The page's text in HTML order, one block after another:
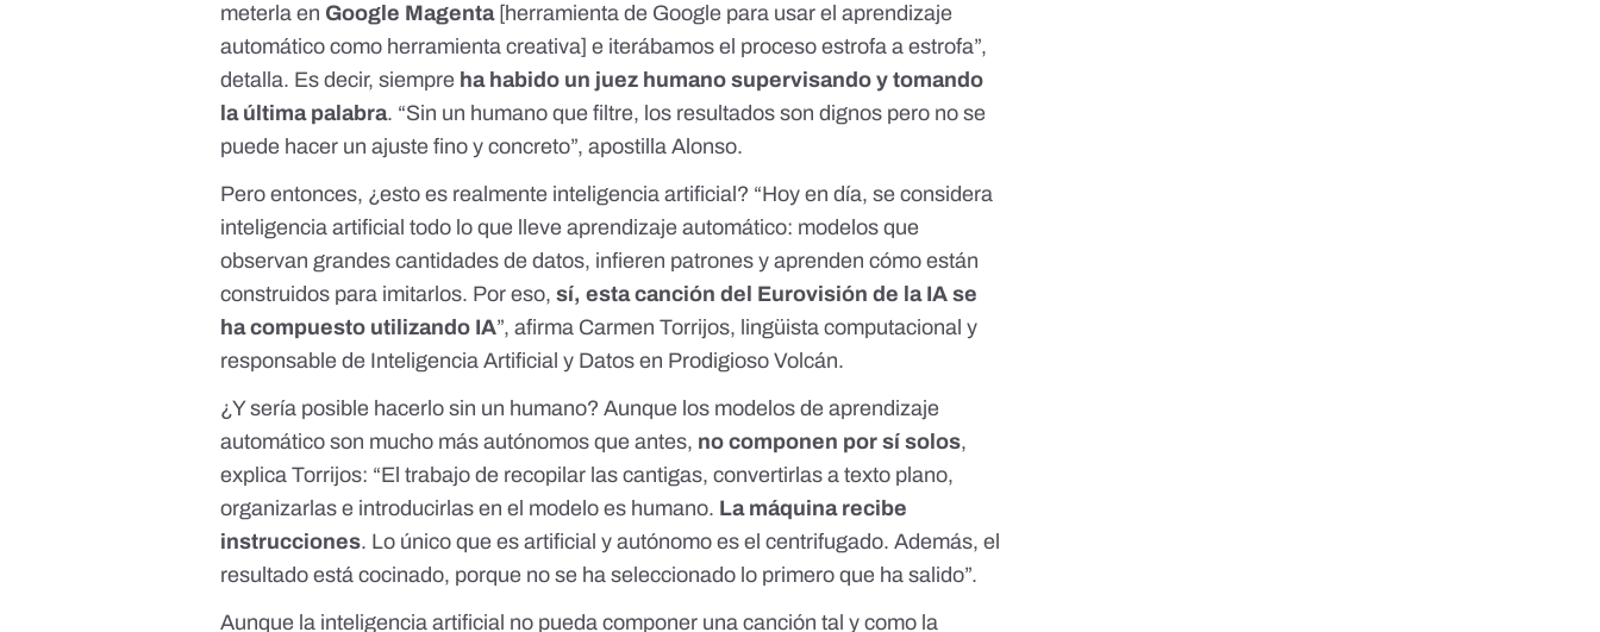
meterla en Google Magenta [herramienta de Google para usar el aprendizaje
automático como herramienta creativa] e iterábamos el proceso estrofa a estrofa”,
detalla. Es decir, siempre ha habido un juez humano supervisando y tomando
la última palabra. “Sin un humano que filtre, los resultados son dignos pero no se
puede hacer un ajuste fino y concreto”, apostilla Alonso.
Pero entonces, ¿esto es realmente inteligencia artificial? “Hoy en día, se considera
inteligencia artificial todo lo que lleve aprendizaje automático: modelos que
observan grandes cantidades de datos, infieren patrones y aprenden cómo están
construidos para imitarlos. Por eso,sí, esta canción del Eurovisión de la IA se
ha compuesto utilizando IA”, afirma Carmen Torrijos, lingüista computacional y
responsable de Inteligencia Artificial y Datos en Prodigioso Volcán.
¿Y sería posible hacerlo sin un humano? Aunque los modelos deaprendizaje
automático son mucho más autónomos que antes, no componen por sí solos,
explica Torrijos: “El trabajo de recopilar las cantigas, convertirlas a texto plano,
organizarlas e introducirlas en el modelo es humano. La máquina recibe
instrucciones. Lo único que es artificial y autónomo es el centrifugado. Además, el
resultado está cocinado, porque no se ha seleccionado lo primero que ha salido”.
Aunque la inteligencia artificial no pueda componer una canción tal y como la